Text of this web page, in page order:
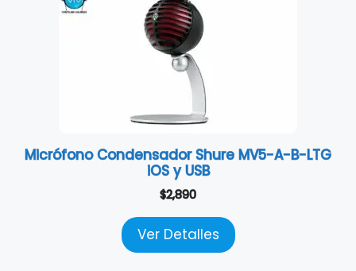
Micrófono Condensador Shure MV5-A-B-LTG
iOS y USB
$2,890
Ver Detalles